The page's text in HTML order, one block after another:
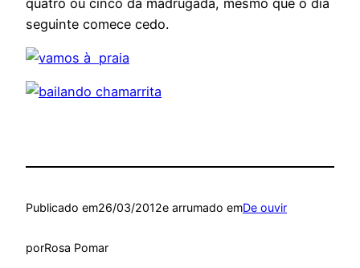
seguinte comece cedo.
Publicado em26/03/2012e arrumado emDe ouvir
porRosa Pomar